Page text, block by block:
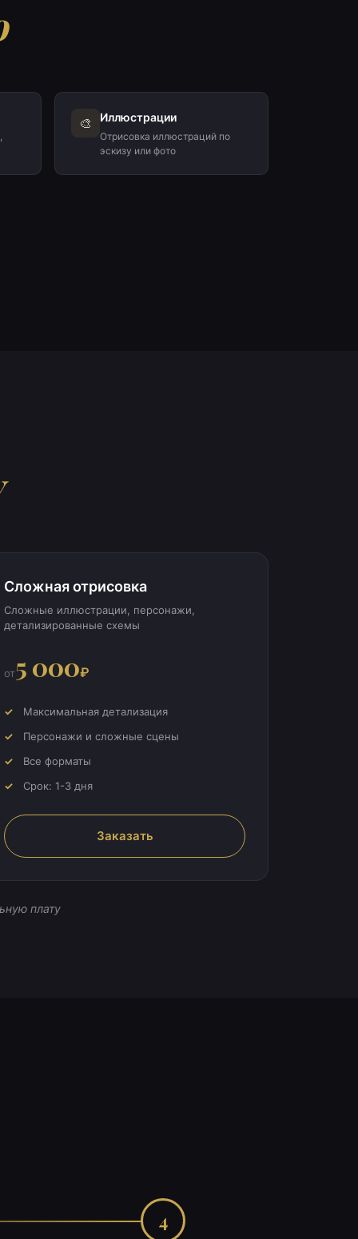
🎨 Иллюстрации
Отрисовка иллюстраций по
эскизу или фото
Сложная отрисовка
Сложные иллюстрации, персонажи,
детализированные схемы
от5 000₽
Максимальная детализация
Персонажи и сложные сцены
Все форматы
Срок: 1-3 дня
Заказать
плату
4